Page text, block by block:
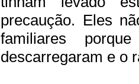
precaução. Eles
familiares
descarregaram e o